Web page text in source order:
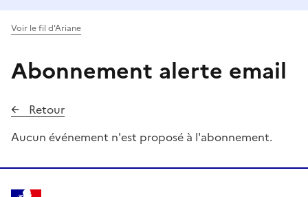
Voir le fil d'Ariane
Abonnement alerte email
Retour
Aucun événement n'est proposé à l'abonnement.